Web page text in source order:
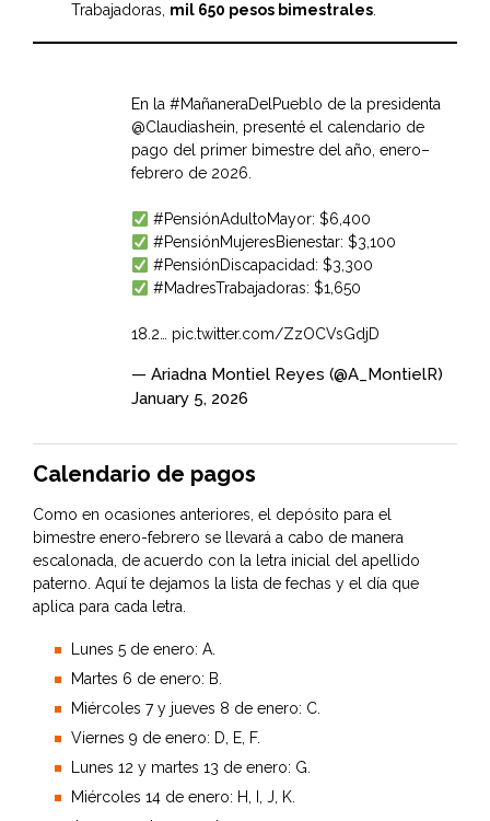
Trabajadoras, mil 650 pesos bimestrales.
En la #MañaneraDelPueblo de la presidenta
@Claudiashein, presenté el calendario de
pago del primer bimestre del año, enero–
febrero de 2026.
#PensiónAdultoMayor: $6,400
#PensiónMujeresBienestar: $3,100
#PensiónDiscapacidad: $3,300
#MadresTrabajadoras: $1,650
18.2… pic.twitter.com/ZzOCVsGdjD
— Ariadna Montiel Reyes (@A_MontielR)
January 5, 2026
Calendario de pagos
Como en ocasiones anteriores, el depósito para el
bimestre enero-febrero se llevará a cabo de manera
escalonada, de acuerdo con la letra inicial del apellido
paterno. Aquí te dejamos la lista de fechas y el día que
aplica para cada letra.
Lunes 5 de enero: A.
Martes 6 de enero: B.
Miércoles 7 y jueves 8 de enero: C.
Viernes 9 de enero: D, E, F.
Lunes 12 y martes 13 de enero: G.
Miércoles 14 de enero: H, I, J, K.